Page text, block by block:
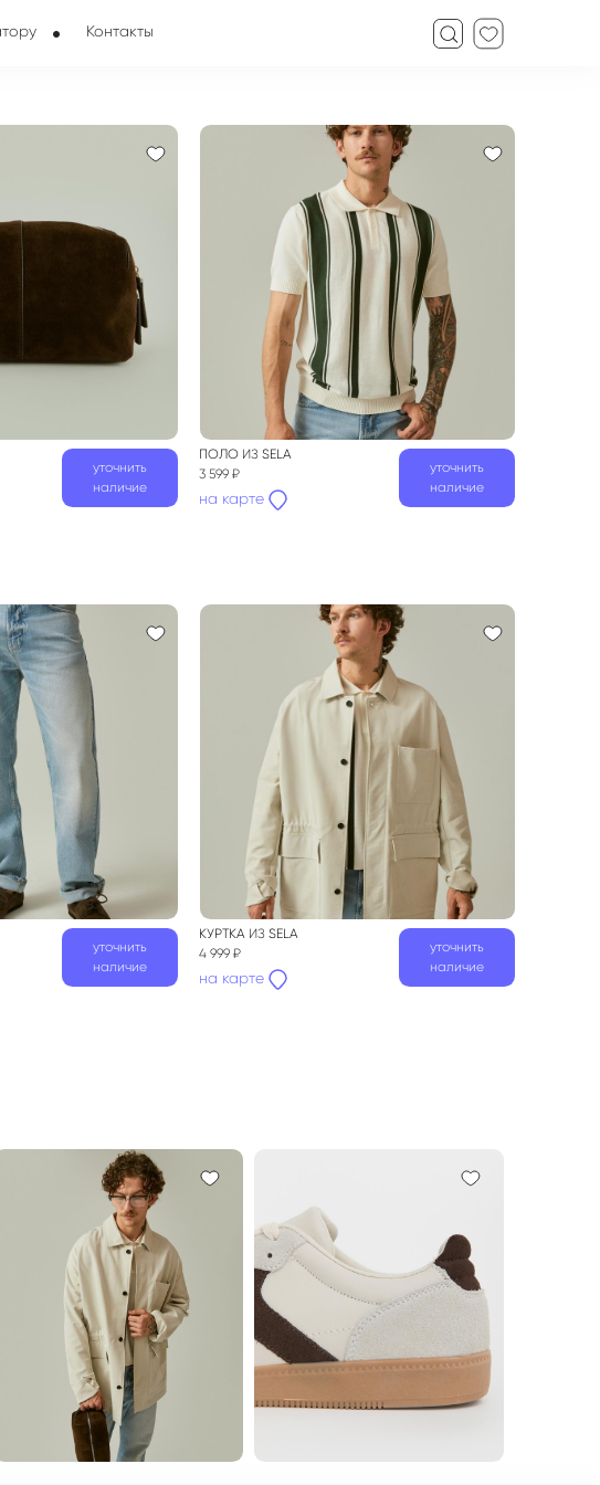
Контакты
уточнить
наличие
ПОЛО ИЗ SELA
3 599 ₽
на карте
уточнить
наличие
уточнить
наличие
КУРТКА ИЗ SELA
4 999 ₽
на карте
уточнить
наличие